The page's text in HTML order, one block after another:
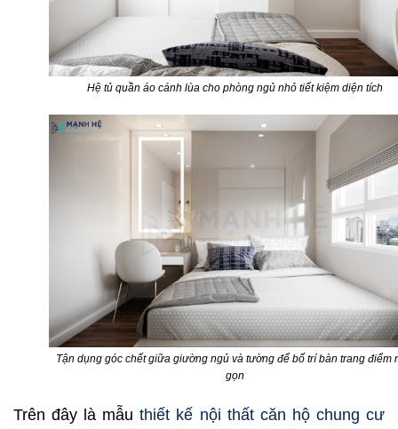
Hệ tủ quần áo cánh lùa cho phòng ngủ nhỏ tiết kiệm diện tích
Tận dụng góc chết giữa giường ngủ và tường để bố trí bàn trang điểm
gọn
Trên đây là mẫuthiết kế nội thất căn hộ chung cư